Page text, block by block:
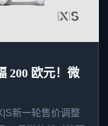
200 欧元！微
新一轮售价调整